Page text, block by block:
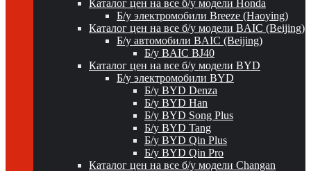
Каталог цен на все б/у модели Honda
Б/у электромобили Breeze (Haoying)
Каталог цен на все б/у модели BAIC (Beijing)
Б/у автомобили BAIC (Beijing)
Б/у BAIC BJ40
Каталог цен на все б/у модели BYD
Б/у электромобили BYD
Б/у BYD Denza
Б/у BYD Han
Б/у BYD Song Plus
Б/у BYD Tang
Б/у BYD Qin Plus
Б/у BYD Qin Pro
Каталог цен на все б/у модели Changan